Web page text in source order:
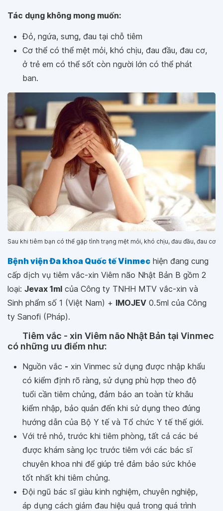
Tác dụng không mong muốn:
Đỏ, ngứa, sưng, đau tại chỗ tiêm
Cơ thể có thể mệt mỏi, khó chịu, đau đầu, đau cơ,
ở trẻ em có thể sốt còn người lớn có thể phát
ban.
Sau khi tiêm bạn có thể gặp tình trạng mệt mỏi, khó chịu, đau đầu, đau cơ
Bệnh viện Đa khoa Quốc tế Vinmec hiện đang cung
cấp dịch vụ tiêm vắc-xin Viêm não Nhật Bản B gồm 2
loại: Jevax 1ml của Công ty TNHH MTV vắc-xin và
Sinh phẩm số 1 (Việt Nam) + IMOJEV 0.5ml của Công
ty Sanofi (Pháp).
Tiêm vắc - xin Viêm não Nhật Bản tại Vinmec
có những ưu điểm như:
Nguồn vắc - xin Vinmec sử dụng được nhập khẩu
có kiểm định rõ ràng, sử dụng phù hợp theo độ
tuổi cần tiêm chủng, đảm bảo an toàn từ khâu
kiểm nhập, bảo quản đến khi sử dụng theo đúng
hướng dẫn của Bộ Y tế và Tổ chức Y tế thế giới.
Với trẻ nhỏ, trước khi tiêm phòng, tất cả các bé
được khám sàng lọc trước tiêm với các bác sĩ
chuyên khoa nhi để giúp trẻ đảm bảo sức khỏe
tốt nhất khi tiêm chủng.
Đội ngũ bác sĩ giàu kinh nghiệm, chuyên nghiệp,
áp dụng cách giảm đau hiệu quả trong quá trình